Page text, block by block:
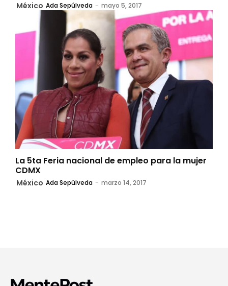
México Ada Sepúlveda - mayo 5, 2017
La 5ta Feria nacional de empleo para la mujer
CDMX
México Ada Sepúlveda - marzo 14, 2017